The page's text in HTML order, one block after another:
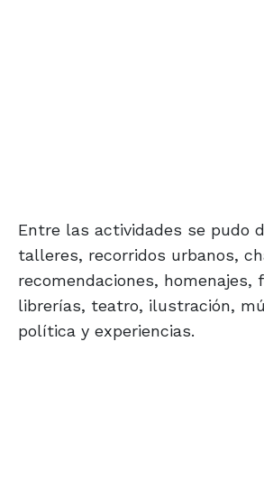
Entre las actividades se pudo
talleres, recorridos urbanos,
recomendaciones, homenajes,
librerías, teatro, ilustración,
política y experiencias.